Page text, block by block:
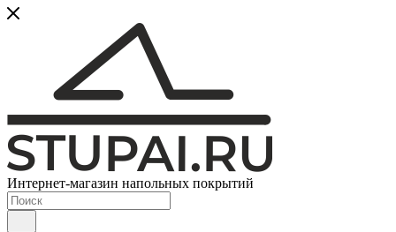
Интернет-магазин напольных покрытий